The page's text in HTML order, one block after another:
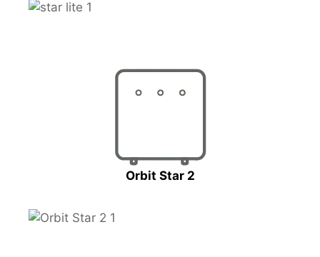
Orbit Star 2